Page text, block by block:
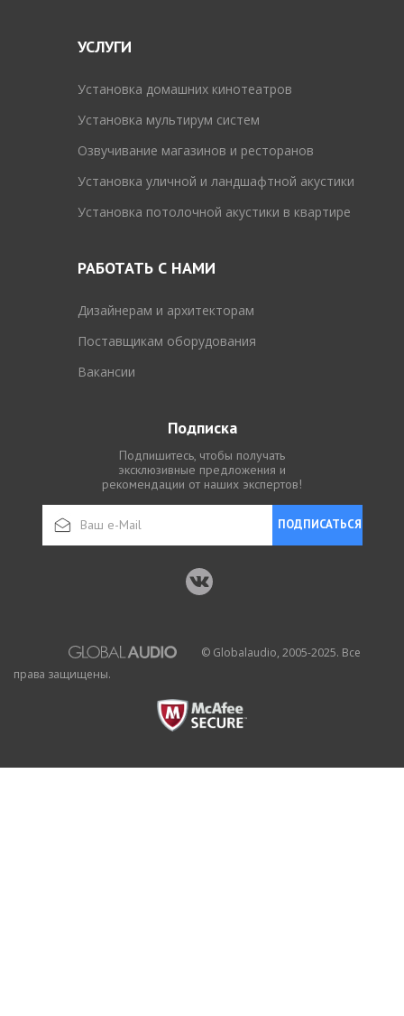
УСЛУГИ
Установка домашних кинотеатров
Установка мультирум систем
Озвучивание магазинов и ресторанов
Установка уличной и ландшафтной акустики
Установка потолочной акустики в квартире
РАБОТАТЬ С НАМИ
Дизайнерам и архитекторам
Поставщикам оборудования
Вакансии
Подписка
Подпишитесь, чтобы получать
эксклюзивные предложения и
рекомендации от наших экспертов!
ПОДПИСАТЬСЯ
© Globalaudio, 2005-2025. Все
права защищены.